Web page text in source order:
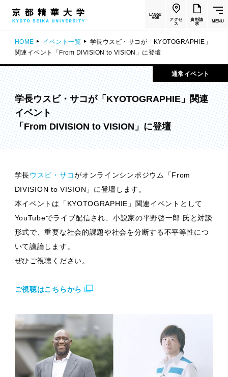
LANGU
AGE
アクセ
ス
資料請
求
MENU
HOME イベント一覧
学長ウスビ・サコが「KYOTOGRAPHIE」
関連イベント「From DIVISION to VISION」に登壇
通常イベント
学長ウスビ・サコが「KYOTOGRAPHIE」関連
イベント
「From DIVISION to VISION」に登壇
学長ウスビ・サコがオンラインシンポジウム「From
DIVISION to VISION」に登壇します。
本イベントは「KYOTOGRAPHIE」関連イベントとして
YouTubeでライブ配信され、小説家の平野啓一郎 氏と対談
形式で、重要な社会的課題や社会を分断する不平等性につ
いて議論します。
ぜひご視聴ください。
ご視聴はこちらから